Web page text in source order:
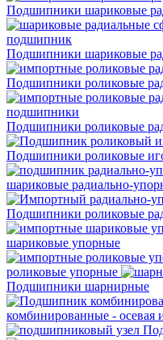
Подшипники шариковые
Подшипники шариковые
Подшипники роликовые
Подшипники роликовые
Подшипники роликовые
шариковые радиально-
Подшипники роликовые
шариковые упорные
роликовые упорные
Подшипники шарнирные
комбинированные - осевая